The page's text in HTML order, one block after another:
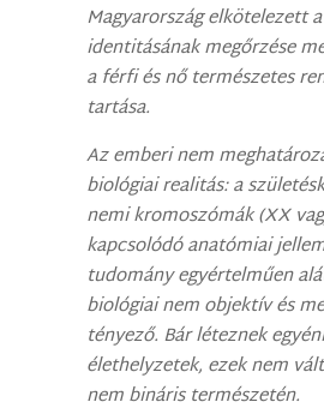
Magyarország elkötelezett
identitásának megőrzése
a férfi és nő természetes
tartása.
Az emberi nem
biológiai realitás: a
nemi kromoszómák (XX
kapcsolódó anatómiai
tudomány egyértelműen
biológiai nem objektív és
tényező. Bár léteznek
élethelyzetek, ezek nem
nem bináris természetén.